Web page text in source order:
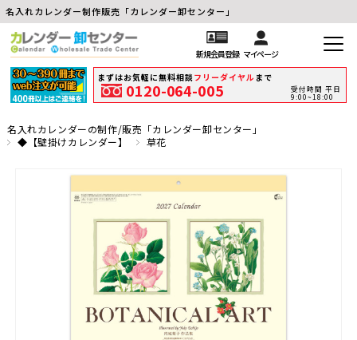
名入れカレンダー制作販売「カレンダー卸センター」
新規会員登録 マイページ
まずはお気軽に無料相談フリーダイヤル まで
0120-064-005
受付時間 平日
9:00~18:00
名入れカレンダーの制作/販売「カレンダー卸センター」
◆【壁掛けカレンダー】
草花